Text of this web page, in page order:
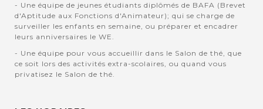
- Une équipe de jeunes étudiants diplômés de BAFA (Brevet
d'Aptitude aux Fonctions d'Animateur); qui se charge de
surveiller les enfants en semaine, ou préparer et encadrer
leurs anniversaires le WE.
- Une équipe pour vous accueillir dans le Salon de thé, que
ce soit lors des activités extra-scolaires, ou quand vous
privatisez le Salon de thé.